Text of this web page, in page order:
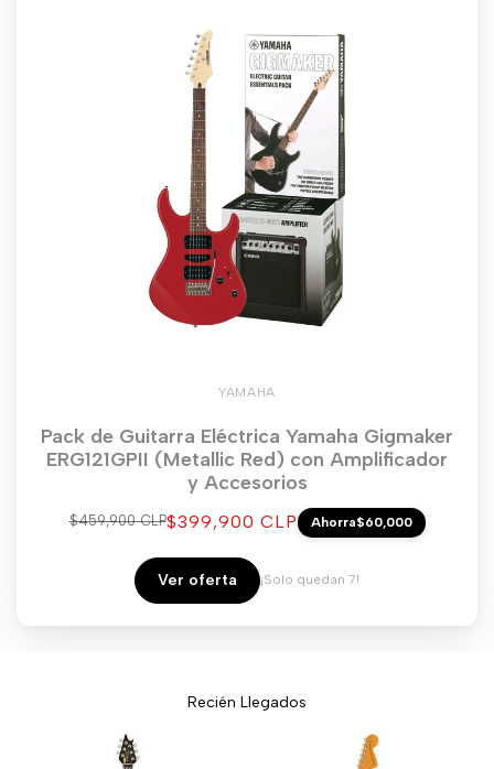
YAMAHA
Pack de Guitarra Eléctrica Yamaha Gigmaker
ERG121GPII (Metallic Red) con Amplificador
y Accesorios
Precio
$459,900 CLPPrecio
venta
$399,900 CLP Ahorra$60,000
Ver oferta ¡Solo quedan 7!
Recién Llegados